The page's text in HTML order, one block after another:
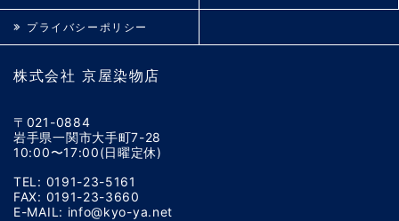
株式会社 京屋染物店
〒021-0884
岩手県一関市大手町7-28
10:00〜17:00(日曜定休)
TEL: 0191-23-5161
FAX: 0191-23-3660
E-MAIL: info@kyo-ya.net
プライバシーポリシー